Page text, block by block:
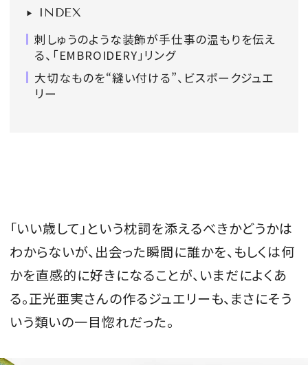
FORTUNE
SDGs
Log in or Sign up
SPUR読者のためのメンバーシッププログラム
「The SPUR Club」。便利な機能と特典を無料で楽し
めます。
ログイン・新規会員登録
INDEX
刺しゅうのような装飾が手仕事の温もりを伝え
る、「EMBROIDERY」リング
大切なものを“縫い付ける”、ビスポークジュエ
リー
「いい歳して」という枕詞を添えるべきかどうかは
わからないが、出会った瞬間に誰かを、もしくは何
かを直感的に好きになることが、いまだによくあ
る。正光亜実さんの作るジュエリーも、まさにそう
いう類いの一目惚れだった。